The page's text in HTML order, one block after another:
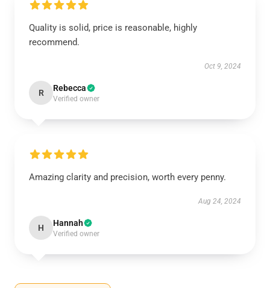
Quality is solid, price is reasonable, highly
recommend.
Oct 9, 2024
R Rebecca
Verified owner
Amazing clarity and precision, worth every penny.
Aug 24, 2024
H Hannah
Verified owner